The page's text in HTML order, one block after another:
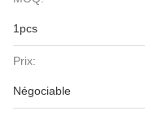
1pcs
Prix:
Négociable